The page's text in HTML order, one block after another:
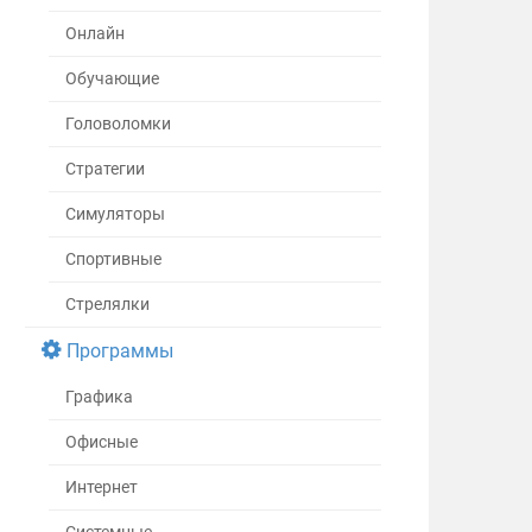
Онлайн
Обучающие
Головоломки
Стратегии
Симуляторы
Спортивные
Стрелялки
Программы
Графика
Офисные
Интернет